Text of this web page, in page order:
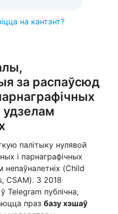
на кантэнт?
за распаўсюд
палітыку нулявой
і парнаграфічных
(Child
CSAM). З 2018
Telegram публічна,
праз базу хэшаў